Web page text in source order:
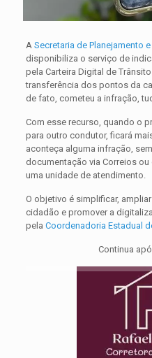
A Secretaria de Planejamento
disponibiliza o serviço de
pela Carteira Digital de
transferência dos pontos da
de fato, cometeu a infração,
Com esse recurso, quando o
para outro condutor, ficará
aconteça alguma infração,
documentação via Correios
uma unidade de atendimento.
O objetivo é simplificar,
cidadão e promover a
pela Coordenadoria Estadual
Continua